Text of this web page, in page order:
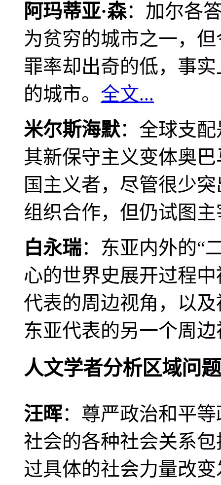
阿玛蒂亚·森：加尔各
为贫穷的城市之一，
罪率却出奇的低，事
的城市。 全文...
米尔斯海默：全球支
其新保守主义变体奥
国主义者，尽管很少
组织合作，但仍试图
白永瑞：东亚内外的“
心的世界史展开过程
代表的周边视角，以
东亚代表的另一个周
人文学者分析区域问题
汪晖：尊严政治和平
社会的各种社会关系
过具体的社会力量改